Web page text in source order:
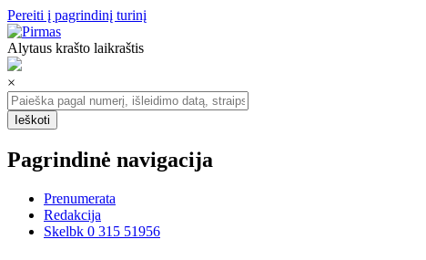
Pereiti į pagrindinį turinį
Alytaus krašto laikraštis
×
Pagrindinė navigacija
Prenumerata
Redakcija
Skelbk 0 315 51956